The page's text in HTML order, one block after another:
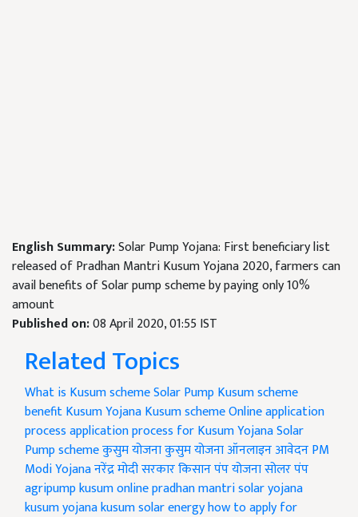
English Summary:Solar Pump Yojana: First beneficiary list
released of Pradhan Mantri Kusum Yojana 2020, farmers can
avail benefits of Solar pump scheme by paying only 10%
amount
Published on:08 April 2020, 01:55 IST
Related Topics
What is Kusum schemeSolar PumpKusum scheme
benefitKusum YojanaKusum schemeOnline application
processapplication process for Kusum YojanaSolar
Pump schemeकुसुम योजनाकुसुम योजना ऑनलाइन आवेदनPM
Modi Yojanaनरेंद्र मोदी सरकारकिसान पंप योजना सोलर पंप
agripump kusum onlinepradhan mantri solar yojana
kusum yojanakusum solar energyhow to apply for